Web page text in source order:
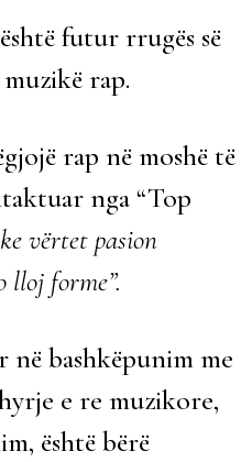
futur rrugës së
rap.
rap në moshë të
nga “Top
vërtet pasion
lloj forme”.
bashkëpunim me
e re muzikore,
është bërë